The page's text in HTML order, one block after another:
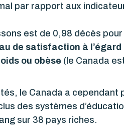
par rapport aux
est de 0,98 décès
de satisfaction à l’égard
ou obèse (le Canada
le Canada a
des systèmes
sur 38 pays riches.